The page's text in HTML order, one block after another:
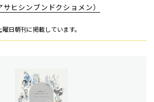
ヒシンブンドクショメン）
日朝刊に掲載しています。